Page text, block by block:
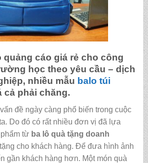
quảng cáo giá rẻ cho công
học theo yêu cầu – dịch
nhiều mẫu balo túi
cả phải chăng.
đề ngày càng phổ biến trong cuộc
Do đó có rất nhiều đơn vị đã lựa
từ ba lô quà tặng doanh
cho khách hàng. Để đưa hình ảnh
gần khách hàng hơn. Một món quà